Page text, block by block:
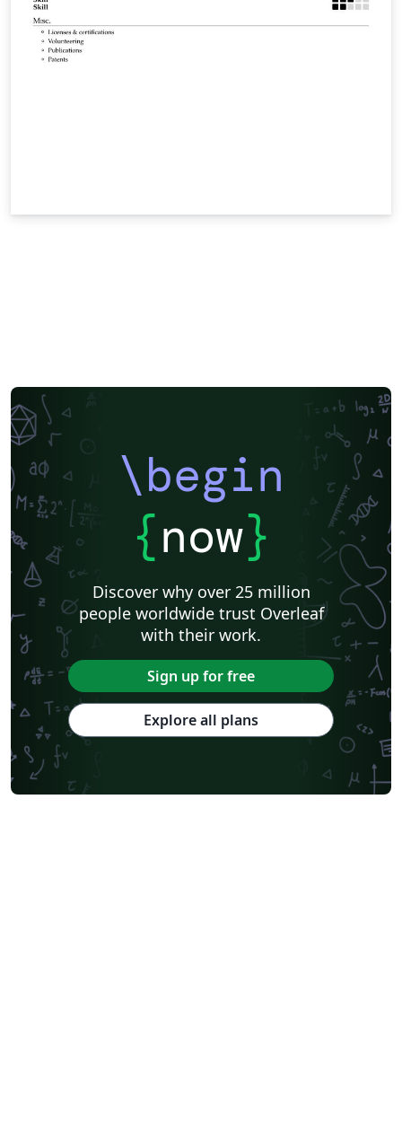
\begin
{now}
Discover why over 25 million
people worldwide trust Overleaf
with their work.
Sign up for free
Explore all plans